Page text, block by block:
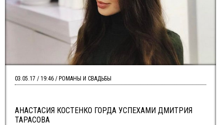
АНАСТАСИЯ КОСТЕНКО ГОРДА УСПЕХАМИ ДМИТРИЯ
ТАРАСОВА
03.05.17 / 19:46 / РОМАНЫ И СВАДЬБЫ